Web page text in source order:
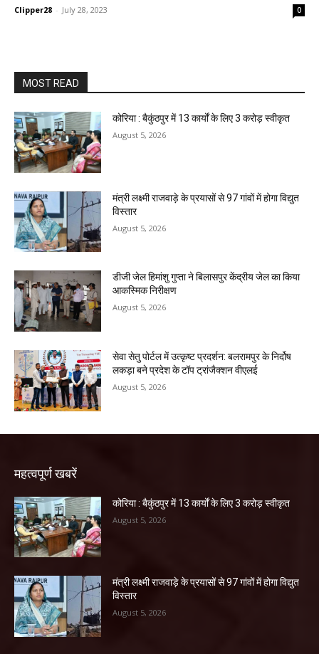
Clipper28 - July 28, 2023 0
MOST READ
कोरिया : बैकुंठपुर में 13 कार्यों के लिए 3 करोड़ स्वीकृत
August 5, 2026
मंत्री लक्ष्मी राजवाड़े के प्रयासों से 97 गांवों में होगा विद्युत
विस्तार
August 5, 2026
डीजी जेल हिमांशु गुप्ता ने बिलासपुर केंद्रीय जेल का किया
आकस्मिक निरीक्षण
August 5, 2026
सेवा सेतु पोर्टल में उत्कृष्ट प्रदर्शन: बलरामपुर के निर्दोष
लकड़ा बने प्रदेश के टॉप ट्रांजैक्शन वीएलई
August 5, 2026
महत्वपूर्ण खबरें
कोरिया : बैकुंठपुर में 13 कार्यों के लिए 3 करोड़ स्वीकृत
August 5, 2026
मंत्री लक्ष्मी राजवाड़े के प्रयासों से 97 गांवों में होगा विद्युत
विस्तार
August 5, 2026